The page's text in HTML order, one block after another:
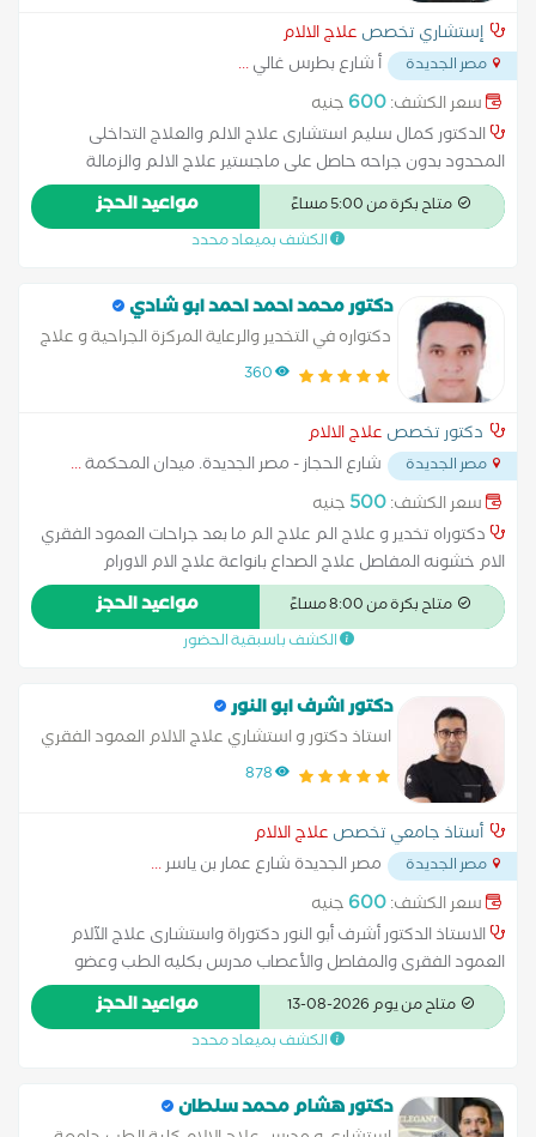
إستشاري تخصص علاج الالام
مصر الجديدة أ شارع بطرس غالي...
سعر الكشف:600 جنيه
الدكتور كمال سليم استشارى علاج الالم والعلاج التداخلى
المحدود بدون جراحه حاصل على ماجستير علاج الالم والزمالة
والتدريب فى كندا وأمريكا وإنجلترا وخبرة الكثر من عشرون عاما فى
مجال علاج الالم وشفط الغضروف وتوسيع ضيق القناة العصبية
بدون جراحة وعلاج عرق النسا والام مفاصل الركبة والكتف بالتردد
متاح بكرة من 5:00 مساءً مواعيد الحجز
الكشف بميعاد محدد
دكتور محمد احمد احمد ابو شادي
دكتواره في التخدير والرعاية المركزة الجراحية و علاج
الالم
360
دكتور تخصص علاج الالام
مصر الجديدة شارع الحجاز - مصر الجديدة. ميدان المحكمة...
سعر الكشف:500 جنيه
دكتوراه تخدير و علاج الم علاج الم ما بعد جراحات العمود الفقري
الام خشونه المفاصل علاج الصداع بانواعة علاج الام الاورام
السرطانية استخدام التردد الحراري و الحقن الموضعي لعلاج الام
الظهر و الرقبة الام ما بعد جراحات العمود الفقري الالم خشونة
مفاصل الكتف و الركبة و الحوض علاج الالم الاورام السرطانية علاج
متاح بكرة من 8:00 مساءً مواعيد الحجز
الكشف باسبقية الحضور
دكتور اشرف ابو النور
استاذ دكتور و استشاري علاج الالام العمود الفقري
والمفاصل والاعصاب
878
أستاذ جامعي تخصص علاج الالام
مصر الجديدة مصر الجديدة شارع عمار بن ياسر...
سعر الكشف:600 جنيه
الاستاذ الدكتور أشرف أبو النور دكتوراة واستشارى علاج الآلام
العمود الفقرى والمفاصل والأعصاب مدرس بكليه الطب وعضو
الجمعية المصرية لعلاج الألم المزمن خبرة اكثر من 10 سنوت فى
علاج الألممتاح من يوم 2026-08-13 مواعيد الحجز
الكشف بميعاد محدد
دكتور هشام محمد سلطان